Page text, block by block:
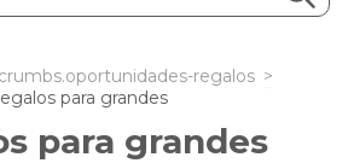
regalos >
para grandes
para grandes